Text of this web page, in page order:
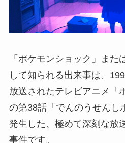
「ポケモンショック」また
して知られる出来事は、
放送されたテレビアニメ「
の第38話「でんのうせんし
発生した、極めて深刻な放
事件です。